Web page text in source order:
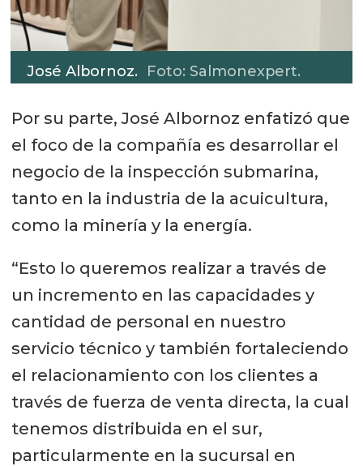
José Albornoz. Foto: Salmonexpert.
Por su parte, José Albornoz enfatizó que
el foco de la compañía es desarrollar el
negocio de la inspección submarina,
tanto en la industria de la acuicultura,
como la minería y la energía.
“Esto lo queremos realizar a través de
un incremento en las capacidades y
cantidad de personal en nuestro
servicio técnico y también fortaleciendo
el relacionamiento con los clientes a
través de fuerza de venta directa, la cual
tenemos distribuida en el sur,
particularmente en la sucursal en